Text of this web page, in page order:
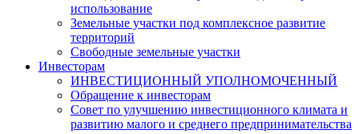
использование
Земельные участки под комплексное развитие
территорий
Свободные земельные участки
Инвесторам
ИНВЕСТИЦИОННЫЙ УПОЛНОМОЧЕННЫЙ
Обращение к инвесторам
Совет по улучшению инвестиционного климата и
развитию малого и среднего предпринимательства